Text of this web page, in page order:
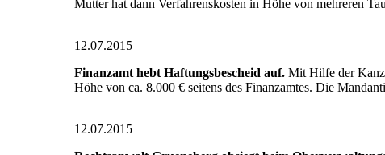
Mutter hat dann Verfahrenskosten in Höhe von mehreren
12.07.2015
Finanzamt hebt Haftungsbescheid auf. Mit Hilfe der
Höhe von ca. 8.000 € seitens des Finanzamtes. Die
12.07.2015